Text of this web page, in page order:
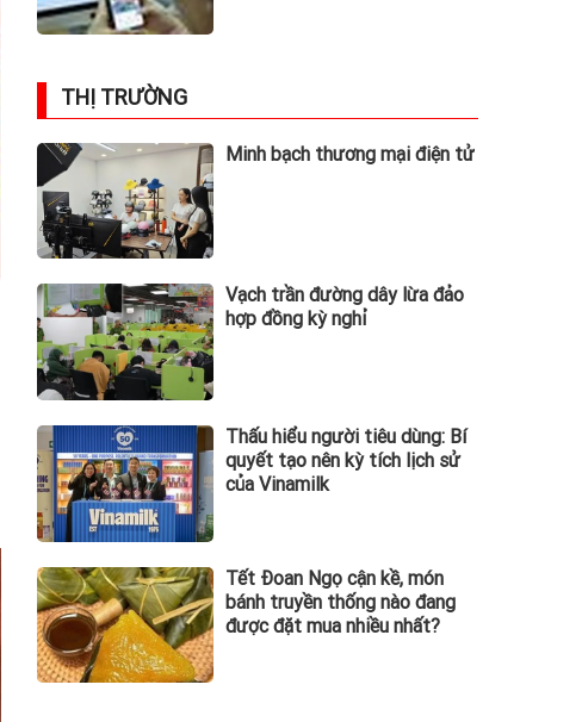
THỊ TRƯỜNG
Minh bạch thương mại điện tử
Vạch trần đường dây lừa đảo
hợp đồng kỳ nghỉ
Thấu hiểu người tiêu dùng: Bí
quyết tạo nên kỳ tích lịch sử
của Vinamilk
Tết Đoan Ngọ cận kề, món
bánh truyền thống nào đang
được đặt mua nhiều nhất?